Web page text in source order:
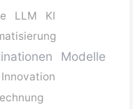
LLM
KI
Modelle
Innovation